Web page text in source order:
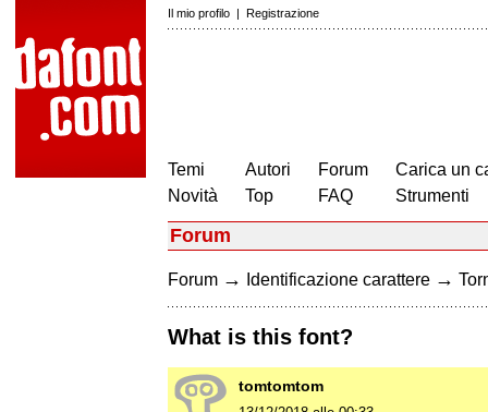
Il mio profilo | Registrazione
Temi
Novità
Autori
Top
Forum
FAQ
Carica un
Strumenti
Forum
Forum → Identificazione carattere →
What is this font?
tomtomtom